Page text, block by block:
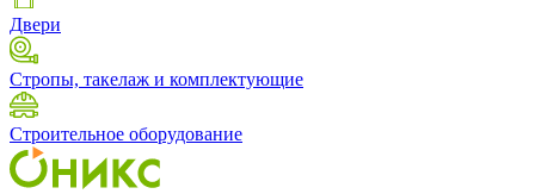
Двери
Стропы, такелаж и комплектующие
Строительное оборудование